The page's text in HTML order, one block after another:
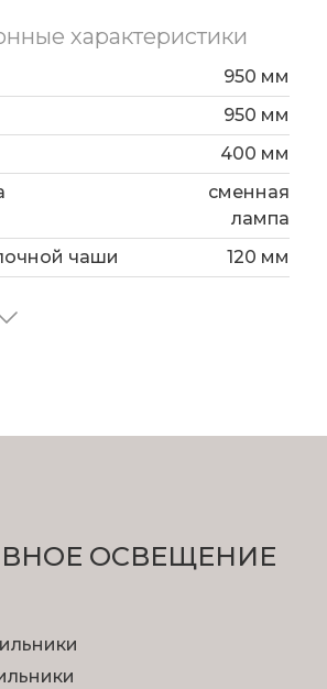
характеристики
950 мм
950 мм
400 мм
сменная
лампа
чаши
120 мм
ОСВЕЩЕНИЕ